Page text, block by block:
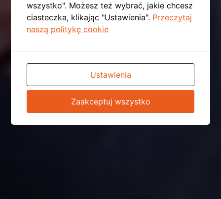
wszystko". Możesz też wybrać, jakie chcesz
ciasteczka, klikając "Ustawienia". Przeczytaj
naszą politykę cookie
Ustawienia
Zaakceptuj wszystko